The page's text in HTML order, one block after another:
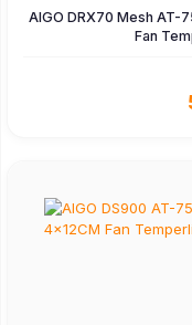
AIGO DRX70 Mesh AT-
Fan